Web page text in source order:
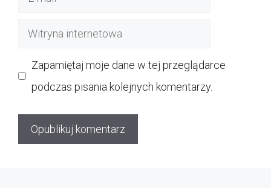
Witryna
Zapamiętaj moje dane w tej przeglądarce
podczas pisania kolejnych komentarzy.